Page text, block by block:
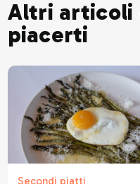
Altri articoli
piacerti
Secondi piatti